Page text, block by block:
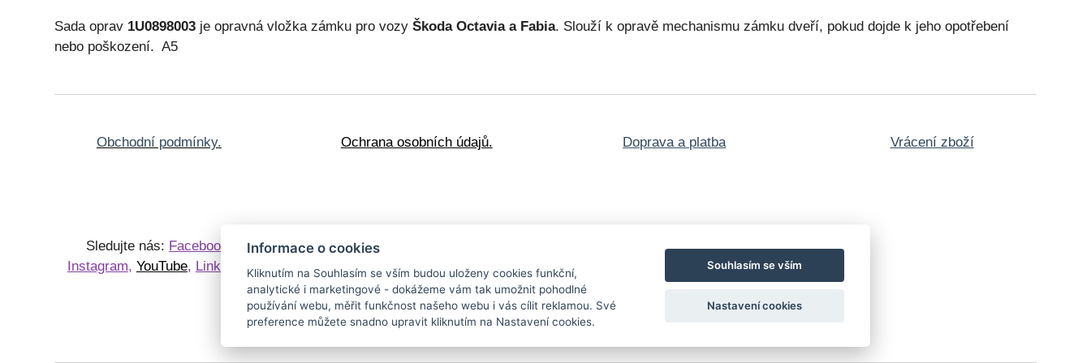
Sada oprav 1U0898003 je opravná vložka zámku pro vozyŠkoda Octavia a Fabia. Slouží k opravě mechanismu zámku dveří, pokud dojde k jeho opotřebení
nebo poškození. A5
Obchodní podmínky. Ochrana osobních údajů. Doprava a platba Vrácení zboží
Sledujte nás: Facebook
Instagram, YouTube, LinkedIn
KnihyPoškozené knihy
Sběratelské edice
Obrazy a
starožitnosti BlogKontakt
Informace o cookies
Kliknutím na Souhlasím se vším budou uloženy cookies funkční,
analytické i marketingové - dokážeme vám tak umožnit pohodlné
používání webu, měřit funkčnost našeho webu i vás cílit reklamou. Své
preference můžete snadno upravit kliknutím na Nastavení cookies.
Souhlasím se vším
Nastavení cookies